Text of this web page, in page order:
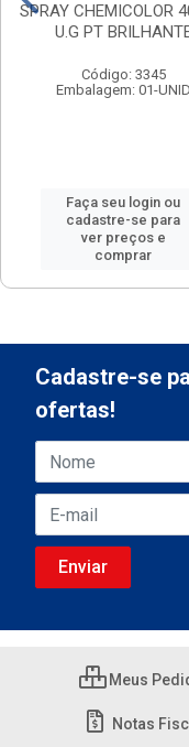
SPRAY CHEMICOLOR
U.G PT
Código: 3345
Embalagem: 01-UNID
Faça seu login ou
cadastre-se para
ver preços e
comprar
Cadastre-se
ofertas!
Meus
Notas